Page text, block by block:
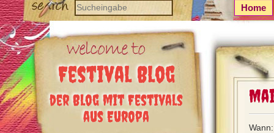
Festival Blog
der Blog mit Festivals
aus Europa
Home